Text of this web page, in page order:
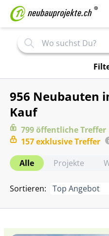
956 Neubauten
Kauf
799öffentlicheTreffer
157exklusiveTreffer
Alle
Projekte
Sortieren: Top Angebot